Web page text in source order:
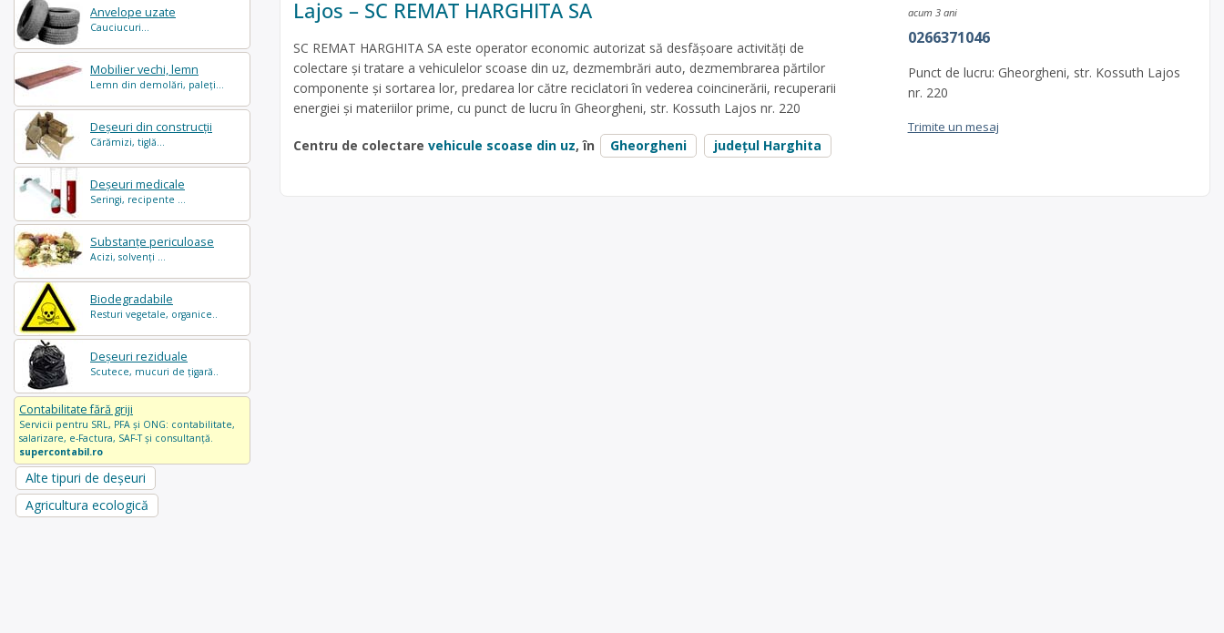
Anvelope uzate
Cauciucuri...
Mobilier vechi, lemn
Lemn din demolări, paleți...
Deșeuri din construcții
Cărămizi, tiglă...
Deșeuri medicale
Seringi, recipente ...
Substanțe periculoase
Acizi, solvenți ...
Biodegradabile
Resturi vegetale, organice..
Deșeuri reziduale
Scutece, mucuri de țigară..
Contabilitate fără griji
Servicii pentru SRL, PFA și ONG: contabilitate,
salarizare, e-Factura, SAF-T și consultanță.
supercontabil.ro
Alte tipuri de deșeuri
Agricultura ecologică
Lajos – SC REMAT HARGHITA SA
SC REMAT HARGHITA SA este operator economic autorizat să desfăşoare activităţi de
colectare şi tratare a vehiculelor scoase din uz, dezmembrări auto, dezmembrarea părtilor
componente și sortarea lor, predarea lor către reciclatori în vederea coincinerării, recuperarii
energiei și materiilor prime, cu punct de lucru în Gheorgheni, str. Kossuth Lajos nr. 220
Centru de colectare vehicule scoase din uz, în Gheorgheni județul Harghita
acum 3 ani
0266371046
Punct de lucru: Gheorgheni, str. Kossuth Lajos
nr. 220
Trimite un mesaj